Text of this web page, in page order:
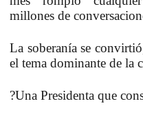
millones de
La soberanía se
el tema dominante de la
?Una Presidenta que